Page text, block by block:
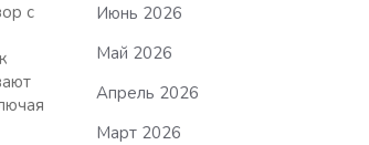
с
Июнь 2026
Май 2026
Апрель 2026
Март 2026